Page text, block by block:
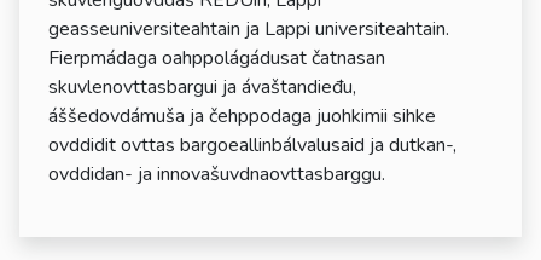
geasseuniversiteahtain ja Lappi universiteahtain.
Fierpmádaga oahppolágádusat čatnasan
skuvlenovttasbargui ja ávaštandieđu,
áššedovdámuša ja čehppodaga juohkimii sihke
ovddidit ovttas bargoeallinbálvalusaid ja dutkan-,
ovddidan- ja innovašuvdnaovttasbarggu.